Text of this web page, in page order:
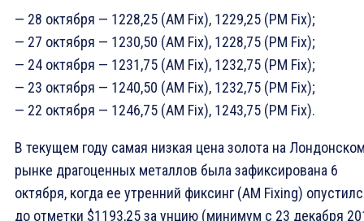
— 28 октября — 1228,25 (AM Fix), 1229,25 (PM Fix);
— 27 октября — 1230,50 (AM Fix), 1228,75 (PM Fix);
— 24 октября — 1231,75 (AM Fix), 1232,75 (PM Fix);
— 23 октября — 1240,50 (AM Fix), 1232,75 (PM Fix);
— 22 октября — 1246,75 (AM Fix), 1243,75 (PM Fix).
В текущем году самая низкая цена золота на
рынке драгоценных металлов была зафиксирована 6
октября, когда ее утренний фиксинг (AM Fixing)
до отметки $1193,25 за унцию (минимум с 23 декабря